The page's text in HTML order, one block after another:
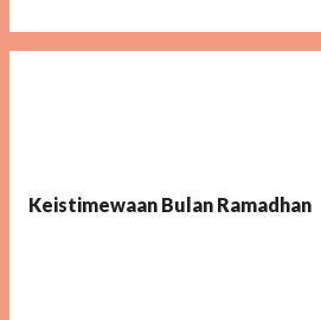
Keistimewaan Bulan Ramadhan